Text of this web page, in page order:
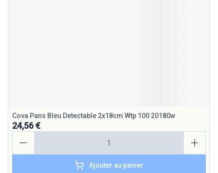
Cova Pans Bleu Detectable 2x18cm Wtp 100 20180w
24,56 €
Ajouter au panier